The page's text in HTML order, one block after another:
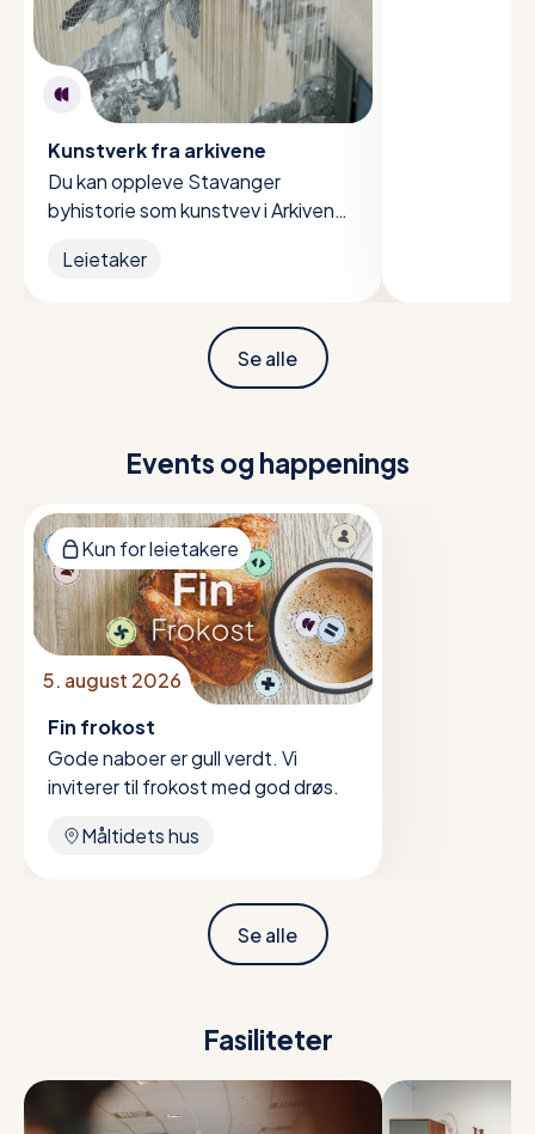
Kunstverk fra arkivene
Du kan oppleve Stavanger
byhistorie som kunstvev i Arkivenes
Leietaker
Se alle
Events og happenings
Kun for leietakere
5. august 2026
Fin frokost
Gode naboer er gull verdt. Vi
inviterer til frokost med god drøs.
Måltidets hus
Se alle
Fasiliteter